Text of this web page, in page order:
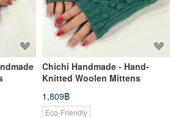
Chichi Handmade - Hand-
Knitted Woolen Mittens
1,809฿
Eco-Friendly